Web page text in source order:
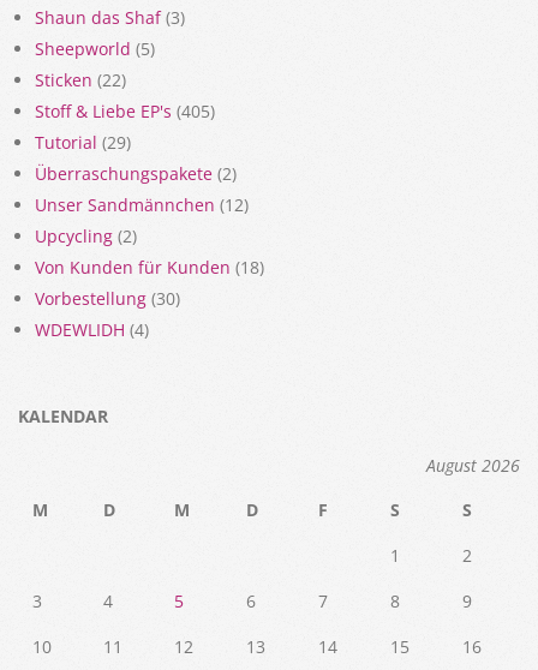
Shaun das Shaf(3)
Sheepworld (5)
Sticken (22)
Stoff & Liebe EP's (405)
Tutorial (29)
Überraschungspakete (2)
Unser Sandmännchen (12)
Upcycling (2)
Von Kunden für Kunden (18)
Vorbestellung (30)
WDEWLIDH (4)
KALENDAR
August 2026
M
D M D F S
S
1
2
3
4 5 6 7 8
9
10
11 12 13 14 15
16